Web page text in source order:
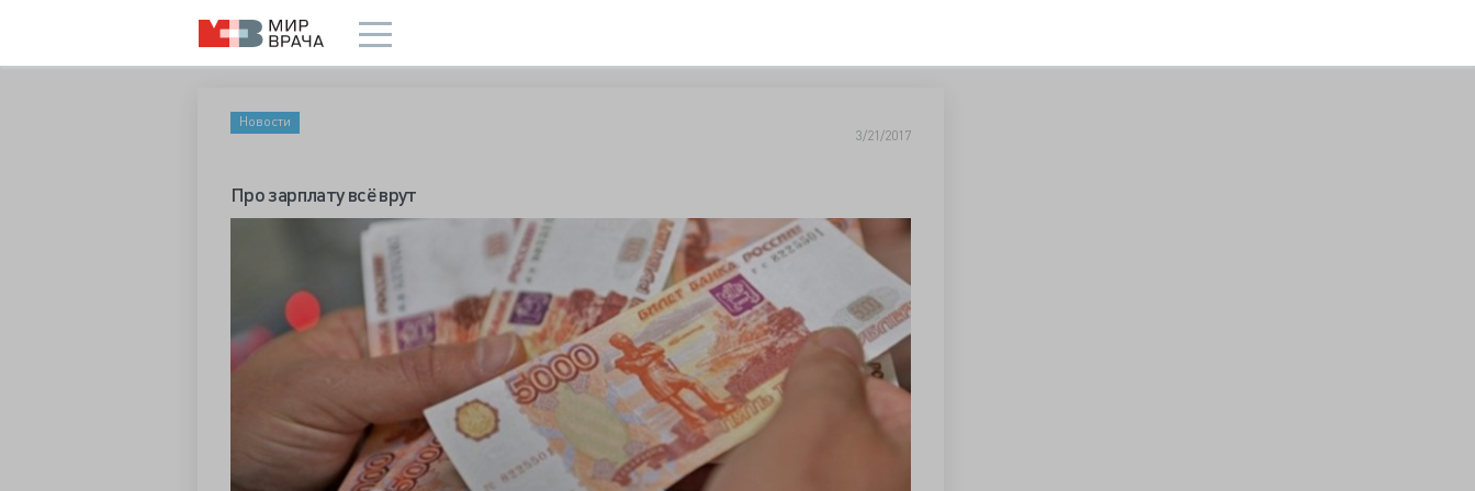
Новости
3/21/2017
Про зарплату всё врут